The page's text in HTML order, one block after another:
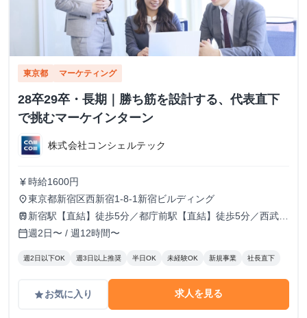
東京都 マーケティング
28卒29卒・長期｜勝ち筋を設計する、代表直下
で挑むマーケインターン
株式会社コンシェルテック
currency_yen 時給1600円
place東京都新宿区西新宿1-8-1新宿ビルディング
train 新宿駅【直結】徒歩5分／都庁前駅【直結】徒歩5分／西武新
宿駅徒歩10分／西新宿駅徒歩10分
calendar_today週2日〜 / 週12時間〜
週2日以下OK 週3日以上推奨 半日OK 未経験OK 新規事業 社長直下
gradeお気に入り 求人を見る